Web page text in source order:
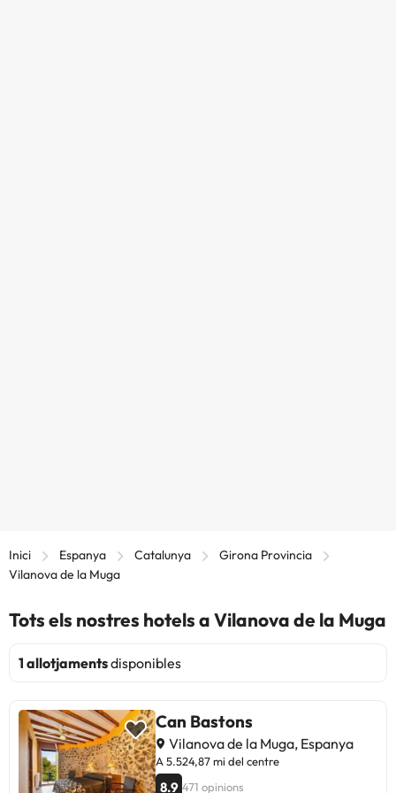
Inici Espanya Catalunya
Girona Provincia
Vilanova de la Muga
Tots els nostres hotels a Vilanova de la Muga
1 allotjamentsdisponibles
Can Bastons
Vilanova de la Muga, Espanya
A 5.524,87 mi del centre
8.9 471 opinions